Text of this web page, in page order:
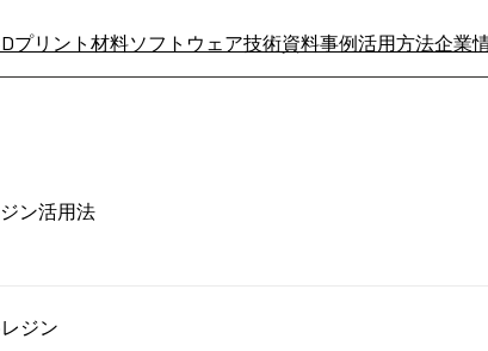
プリント材料ソフトウェア技術資料事例活用方法企業
ン活用法
ジン